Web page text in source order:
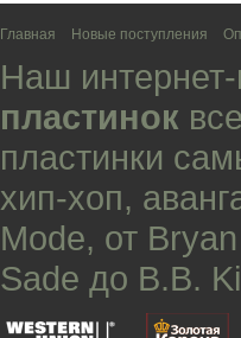
Главная Новые поступления
Наш
пластинок
пластинки
хип-хоп,
Mode, от
Sade до B.B.